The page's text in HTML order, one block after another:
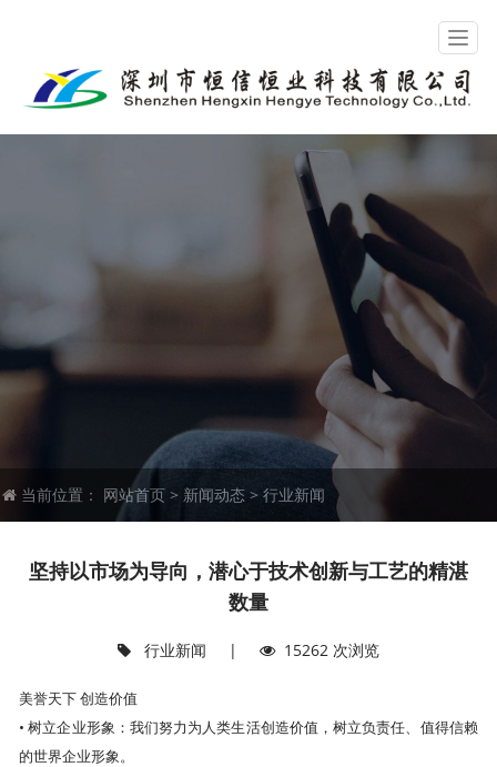
当前位置： 网站首页 > 新闻动态 >行业新闻
坚持以市场为导向，潜心于技术创新与工艺的精湛
数量
行业新闻 | 15262 次浏览
美誉天下 创造价值
• 树立企业形象：我们努力为人类生活创造价值，树立负责任、值得信赖
的世界企业形象。